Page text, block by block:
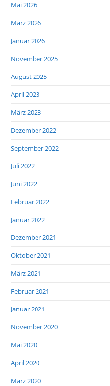
Mai 2026
März 2026
Januar 2026
November 2025
August 2025
April 2023
März 2023
Dezember 2022
September 2022
Juli 2022
Juni 2022
Februar 2022
Januar 2022
Dezember 2021
Oktober 2021
März 2021
Februar 2021
Januar 2021
November 2020
Mai 2020
April 2020
März 2020